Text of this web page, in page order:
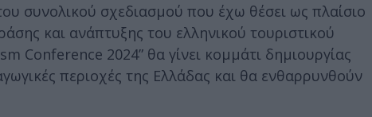
συνολικού σχεδιασμού που έχω θέσει ως πλαίσιο
και ανάπτυξης του ελληνικού τουριστικού
Conference 2024” θα γίνει κομμάτι δημιουργίας
περιοχές της Ελλάδας και θα ενθαρρυνθούν